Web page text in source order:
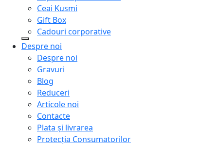
Ceai Kusmi
Gift Box
Cadouri corporative
Despre noi
Despre noi
Gravuri
Blog
Reduceri
Articole noi
Contacte
Plata și livrarea
Protecţia Consumatorilor